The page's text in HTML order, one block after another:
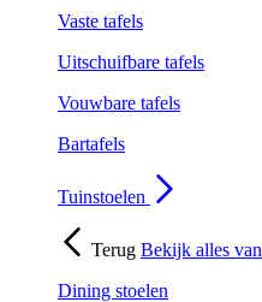
Vaste tafels
Uitschuifbare tafels
Vouwbare tafels
Bartafels
Tuinstoelen
Terug Bekijk alles van
Dining stoelen